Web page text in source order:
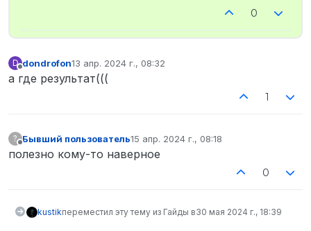
0
D dondrofon13 апр. 2024 г., 08:32
отредактировано
а где результат(((
1
? Бывший пользователь15 апр. 2024 г., 08:18
отредактировано
полезно кому-то наверное
0
kustikпереместил эту тему из Гайды в30 мая 2024 г., 18:39